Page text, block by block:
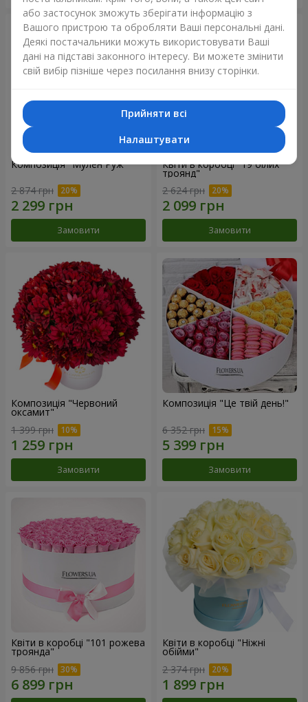
Композиція "Мулен Руж"
2 874 грн
Замовити
Квіти в коробці "19 білих
троянд"
2 624 грн
Замовити
Композиція "Червоний
оксамит"
1 399 грн
Замовити
Композиція "Це твій день!"
6 352 грн
Замовити
Квіти в коробці "101 рожева
троянда"
9 856 грн
Квіти в коробці "Ніжні
обійми"
2 374 грн
або застосунок зможуть зберігати інформацію з
Вашого пристрою та обробляти Ваші персональні дані.
Деякі постачальники можуть використовувати Ваші
дані на підставі законного інтересу. Ви можете змінити
свій вибір пізніше через посилання внизу сторінки.
Прийняти всі
Налаштувати